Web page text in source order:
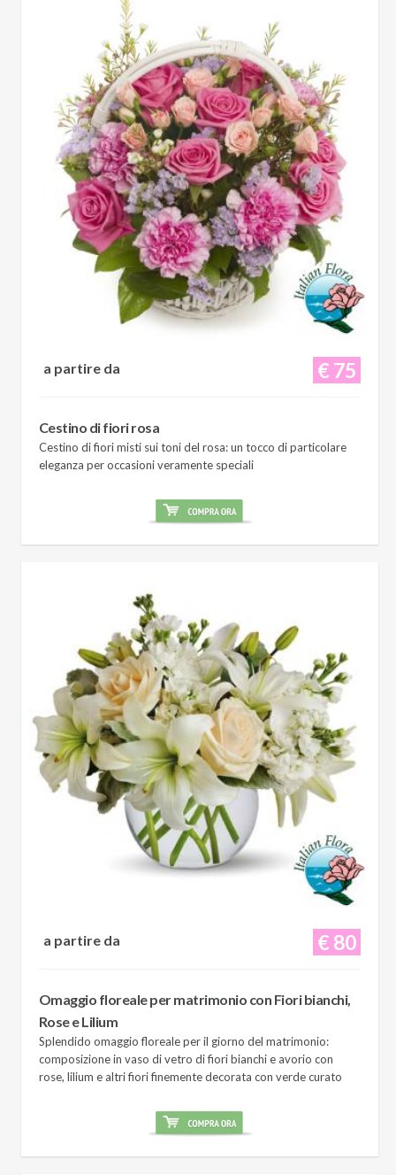
€ 75
a partire da
Cestino di fiori rosa
Cestino di fiori misti sui toni del rosa: un tocco di particolare
eleganza per occasioni veramente speciali
€ 80
a partire da
Omaggio floreale per matrimonio con Fiori bianchi,
Rose e Lilium
Splendido omaggio floreale per il giorno del matrimonio:
composizione in vaso di vetro di fiori bianchi e avorio con
rose, lilium e altri fiori finemente decorata con verde curato